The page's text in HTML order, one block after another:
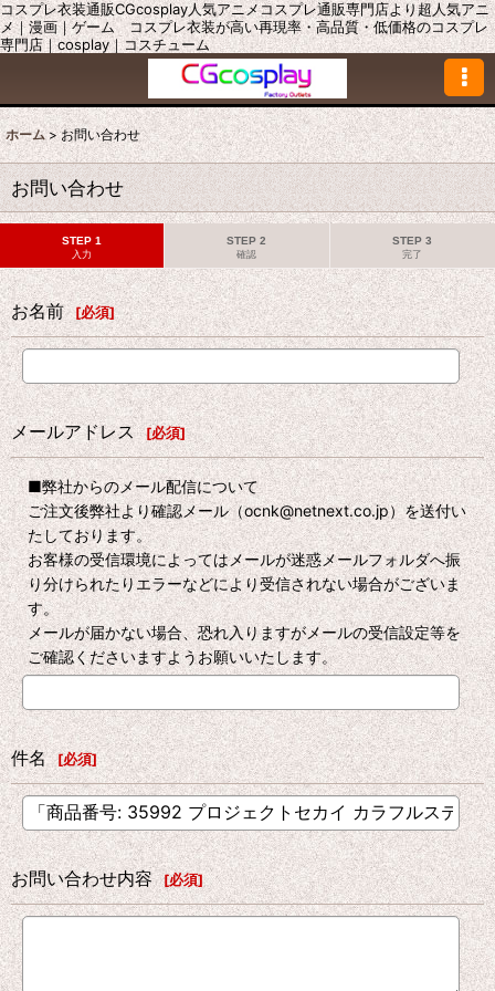
コスプレ衣装通販CGcosplay人気アニメコスプレ通販専門店より超人気アニ
メ｜漫画｜ゲーム コスプレ衣装が高い再現率・高品質・低価格のコスプレ
専門店｜cosplay｜コスチューム
ホーム > お問い合わせ
お問い合わせ
STEP 1
入力
STEP 2
確認
STEP 3
完了
お名前 [必須]
メールアドレス [必須]
■弊社からのメール配信について
ご注文後弊社より確認メール（ocnk@netnext.co.jp）を送付い
たしております。
お客様の受信環境によってはメールが迷惑メールフォルダへ振
り分けられたりエラーなどにより受信されない場合がございま
す。
メールが届かない場合、恐れ入りますがメールの受信設定等を
ご確認くださいますようお願いいたします。
件名 [必須]
お問い合わせ内容 [必須]